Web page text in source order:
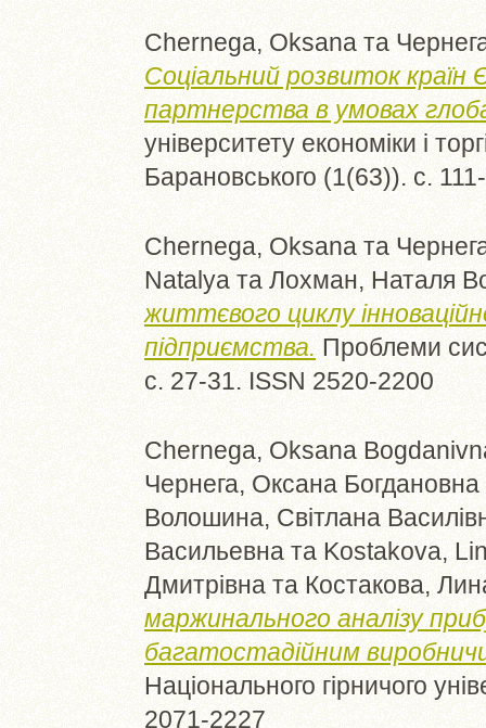
Chernega, Oksana та
Соціальний розвиток країн
партнерства в умовах
університету економіки і
Барановського (1(63)). с.
Chernega, Oksana та
Natalya та Лохман, Наталя
життєвого циклу
підприємства. Проблеми
с. 27-31. ISSN 2520-2200
Chernega, Oksana
Чернега, Оксана Богдановна
Волошина, Світлана
Васильевна та Kostakova,
Дмитрівна та Костакова,
маржинального аналізу
багатостадійним
Національного гірничого
2071-2227